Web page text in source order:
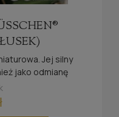
Jej silny
jako odmianę
Szczególnie
czy taras.